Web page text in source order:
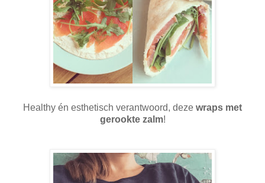
Healthy én esthetisch verantwoord, deze wraps met
gerookte zalm!